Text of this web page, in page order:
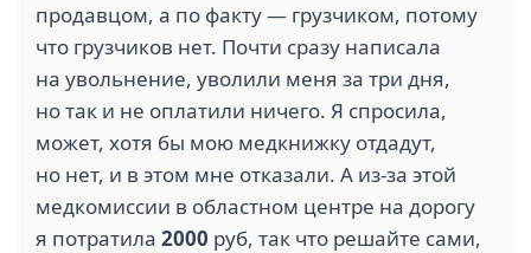
WORD FACTORY (1)
3.5
продавцом, а по факту — грузчиком, потому
что грузчиков нет. Почти сразу написала
на увольнение, уволили меня за три дня,
но так и не оплатили ничего. Я спросила,
может, хотя бы мою медкнижку отдадут,
но нет, и в этом мне отказали. А из-за этой
медкомиссии в областном центре на дорогу
я потратила 2000 руб, так что решайте сами,